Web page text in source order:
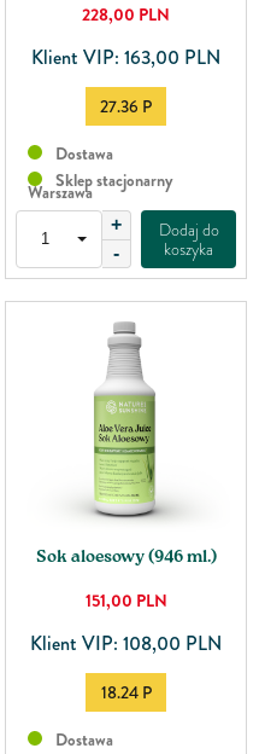
228,00 PLN
Klient VIP: 163,00 PLN
27.36 P
Dostawa
Sklep stacjonarny
Warszawa
+
-
Dodaj do
koszyka
Sok aloesowy (946 ml.)
151,00 PLN
Klient VIP: 108,00 PLN
18.24 P
Dostawa